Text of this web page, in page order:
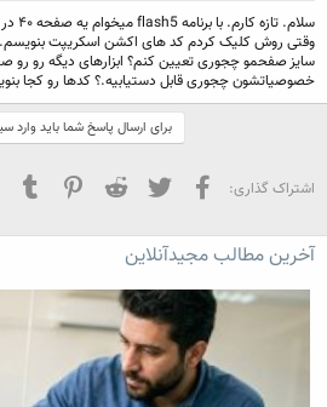
م
و
ض
و
ع
وقتی روش کلیک کردم کد های اکشن اسکریپت بنویسم.
سایز صفحمو چجوری تعیین کنم؟ ابزارهای دیگه رو رو
خصوصیاتشون چجوری قابل دستیابیه.؟ کدها رو کجا
برای ارسال پاسخ شما باید وارد
اشتراک گذاری: فیسبوک تویتر Reddit
Pinterest
آخرین مطالب مجیدآنلاین